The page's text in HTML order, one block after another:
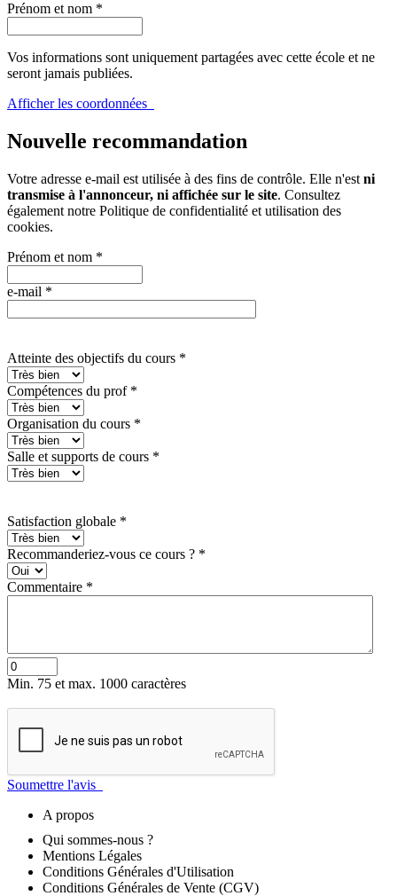
Prénom et nom *
Vos informations sont uniquement partagées avec cette école et ne
seront jamais publiées.
Afficher les coordonnées
Nouvelle recommandation
Votre adresse e-mail est utilisée à des fins de contrôle. Elle n'est ni
transmise à l'annonceur, ni affichée sur le site. Consultez
également notre Politique de confidentialité et utilisation des
cookies.
Prénom et nom *
e-mail *
Atteinte des objectifs du cours *
Compétences du prof *
Organisation du cours *
Salle et supports de cours *
Satisfaction globale *
Recommanderiez-vous ce cours ? *
Commentaire *
Min. 75 et max. 1000 caractères
Soumettre l'avis
A propos
Qui sommes-nous ?
Mentions Légales
Conditions Générales d'Utilisation
Conditions Générales de Vente (CGV)